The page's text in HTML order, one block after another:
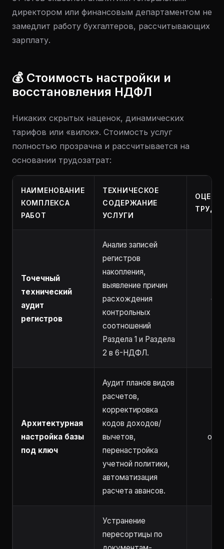
директором или финансовым департаментом не
замедлит работу бухгалтеров, рассчитывающих
зарплату.
💰 Стоимость настройки и
восстановления НДФЛ
Никаких скрытых наценок, динамических
тарифов или «вилок». Стоимость услуг
полностью прозрачна и рассчитывается на
основании трудозатрат:
НАИМЕНОВАНИЕ
КОМПЛЕКСА
РАБОТ
ТЕХНИЧЕСКОЕ
СОДЕРЖАНИЕ
УСЛУГИ
Точечный
технический
аудит
регистров
Анализ записей
регистров
накопления,
выявление причин
расхождения
контрольных
соотношений
Раздела 1 и Раздела
2 в 6-НДФЛ.
от
Архитектурная
настройка базы
под ключ
Аудит планов видов
расчетов,
корректировка
кодов доходов/
вычетов,
перенастройка
учетной политики,
автоматизация
расчета авансов.
от
Устранение
пересортицы по